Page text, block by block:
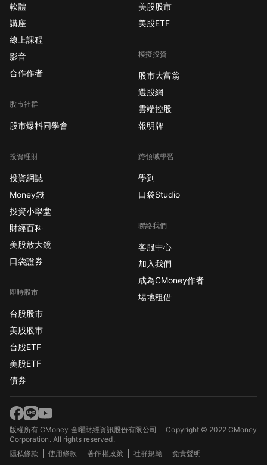
軟體
講座
線上課程
影音
合作作者
股市社群
股市爆料同學會
投資理財
投資網誌
Money錢
投資小學堂
財經百科
美股放大鏡
口袋證券
即時股市
台股股市
美股股市
台股ETF
美股ETF
債券
美股股市
美股ETF
模擬投資
股市大富翁
選股網
雲端控股
報明牌
跨領域學習
學到
口袋Studio
聯絡我們
客服中心
加入我們
成為CMoney作者
場地租借
版權所有 CMoney 全曜財經資訊股份有限公司Copyright © 2022 CMoney
Corporation. All rights reserved.
隱私條款
使用條款 著作權政策 社群規範 免責聲明